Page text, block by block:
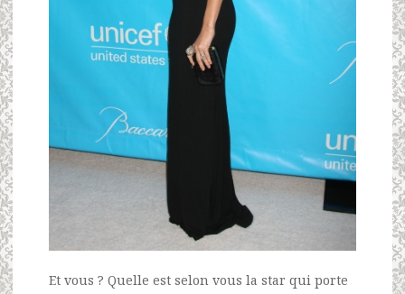
Et vous ? Quelle est selon vous la star qui porte